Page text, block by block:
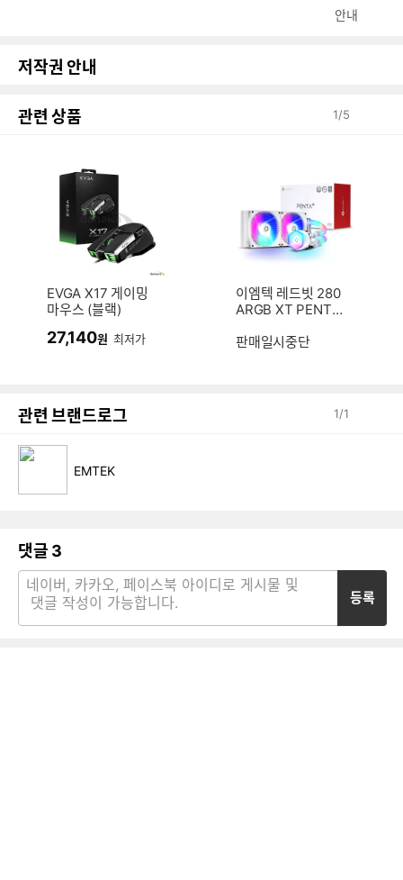
안내
저작권 안내
관련 상품 1/5
EVGA X17 게이밍
마우스 (블랙)
27,140원 최저가
이엠텍 레드빗 280
ARGB XT PENTA
판매일시중단
관련 브랜드로그 1/1
EMTEK
댓글 3
등록